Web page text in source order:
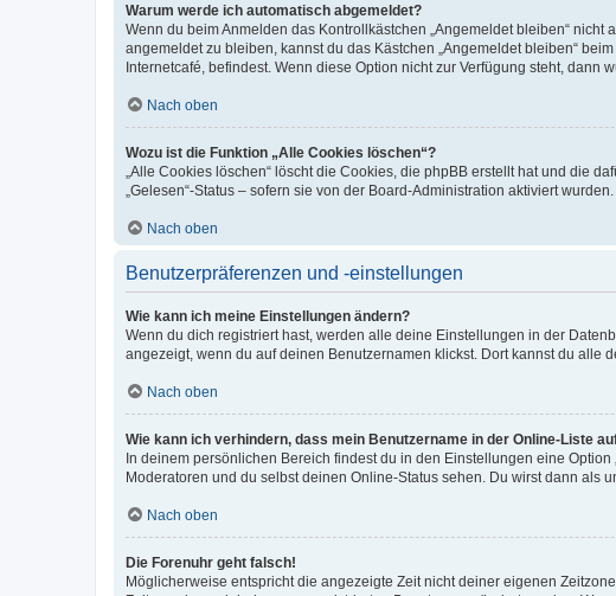
Warum werde ich automatisch abgemeldet?
Wenn du beim Anmelden das Kontrollkästchen „Angemeldet bleiben“
angemeldet zu bleiben, kannst du das Kästchen „Angemeldet bleiben“
Internetcafé, befindest. Wenn diese Option nicht zur Verfügung steht, dann
Nach oben
Wozu ist die Funktion „Alle Cookies löschen“?
„Alle Cookies löschen“ löscht die Cookies, die phpBB erstellt hat und die
„Gelesen“-Status – sofern sie von der Board-Administration aktiviert
Nach oben
Benutzerpräferenzen und -einstellungen
Wie kann ich meine Einstellungen ändern?
Wenn du dich registriert hast, werden alle deine Einstellungen in der
angezeigt, wenn du auf deinen Benutzernamen klickst. Dort kannst du alle
Nach oben
Wie kann ich verhindern, dass mein Benutzername in der Online-Liste
In deinem persönlichen Bereich findest du in den Einstellungen eine
Moderatoren und du selbst deinen Online-Status sehen. Du wirst dann als
Nach oben
Die Forenuhr geht falsch!
Möglicherweise entspricht die angezeigte Zeit nicht deiner eigenen